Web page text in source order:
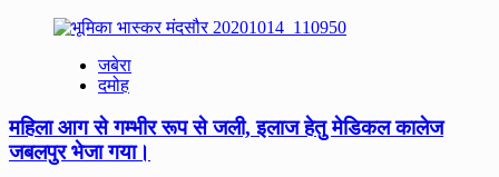
about
प्रबंधक
और
मानक
स्तर
जबेरा
दमोह
महिला आग से गम्भीर रूप से जली, इलाज हेतु मेडिकल कालेज
जबलपुर भेजा गया।